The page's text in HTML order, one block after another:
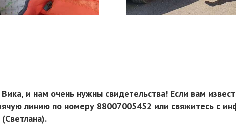
и нам очень нужны свидетельства! Если вам
линию по номеру 88007005452 или свяжитесь с